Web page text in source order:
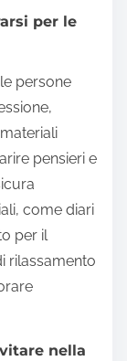
per le
persone
pensieri e
come diari
per il
rilassamento
nella